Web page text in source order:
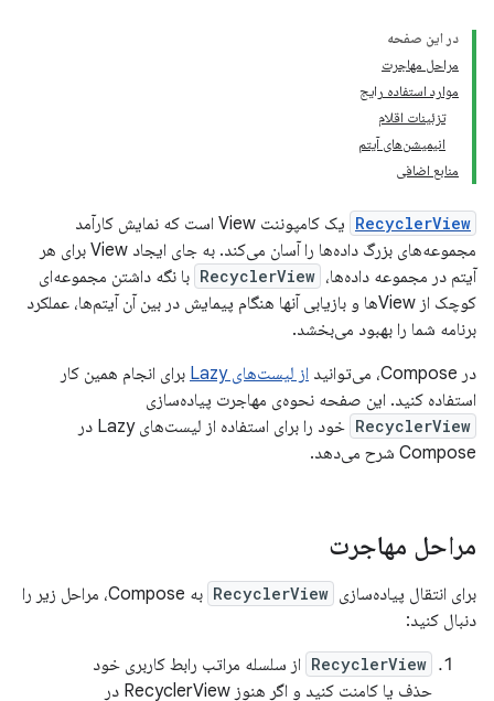
در این صفحه
مراحل مهاجرت
موارد استفاده رایج
تزئینات اقلام
انیمیشن‌های آیتم
منابع اضافی
RecyclerView
یک کامپوننت View است که نمایش کارآمد
مجموعه‌های بزرگ داده‌ها را آسان می‌کند. به جای ایجاد View برای هر
آیتم در مجموعه داده‌ها، RecyclerView با نگه داشتن مجموعه‌ای
کوچک از Viewها و بازیابی آنها هنگام پیمایش در بین آن آیتم‌ها، عملکرد
برنامه شما را بهبود می‌بخشد.
در Compose، می‌توانید
از لیست‌های Lazy
برای انجام همین کار
استفاده کنید. این صفحه نحوه‌ی مهاجرت پیاده‌سازی
RecyclerView
خود را برای استفاده از لیست‌های Lazy در
Compose شرح می‌دهد.
مراحل مهاجرت
برای انتقال پیاده‌سازی RecyclerView
به Compose، مراحل زیر را
دنبال کنید:
RecyclerView از سلسله مراتب رابط کاربری خود
حذف یا کامنت کنید و اگر هنوز RecyclerView در